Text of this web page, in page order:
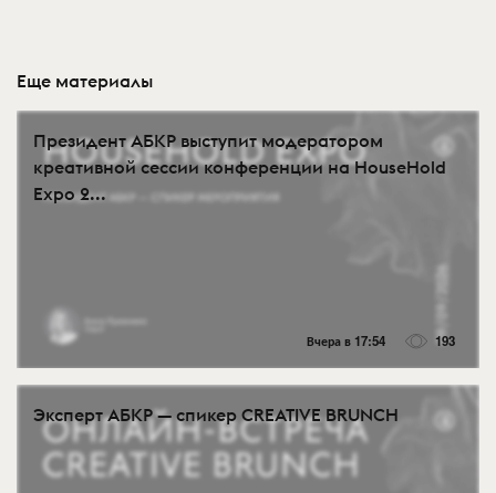
Еще материалы
Президент АБКР выступит модератором
креативной сессии конференции на HouseHold
Expo 2...
Вчера в 17:54 193
Эксперт АБКР — спикер CREATIVE BRUNCH